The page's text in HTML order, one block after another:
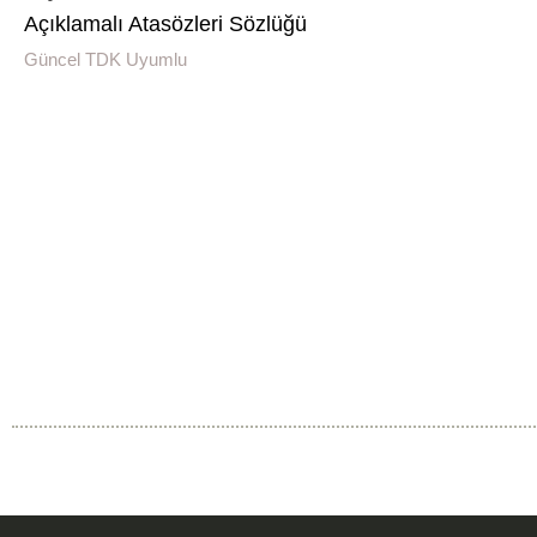
Açıklamalı Atasözleri Sözlüğü
Güncel TDK Uyumlu